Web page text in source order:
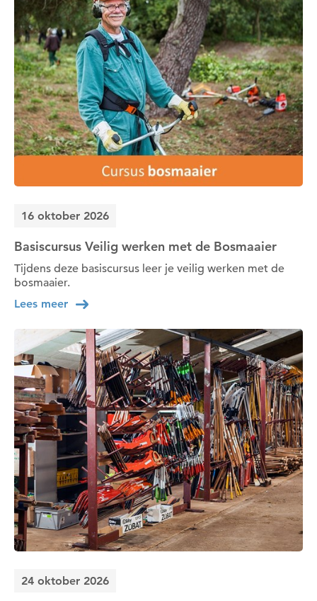
16 oktober 2026
Basiscursus Veilig werken met de Bosmaaier
Tijdens deze basiscursus leer je veilig werken met de
bosmaaier.
Lees meer
24 oktober 2026